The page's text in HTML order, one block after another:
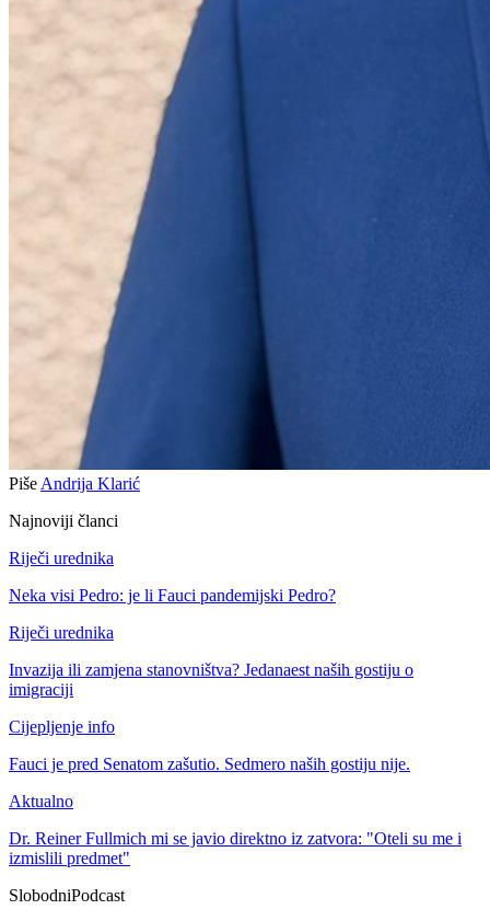
Piše Andrija Klarić
Najnoviji članci
Riječi urednika
Neka visi Pedro: je li Fauci pandemijski Pedro?
Riječi urednika
Invazija ili zamjena stanovništva? Jedanaest naših gostiju o
imigraciji
Cijepljenje info
Fauci je pred Senatom zašutio. Sedmero naših gostiju nije.
Aktualno
Dr. Reiner Fullmich mi se javio direktno iz zatvora: "Oteli su me i
izmislili predmet"
SlobodniPodcast